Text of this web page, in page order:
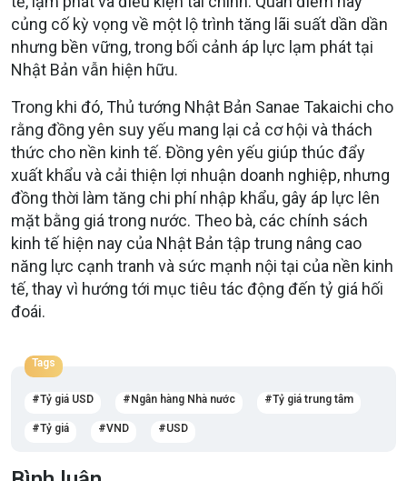
củng cố kỳ vọng về một lộ trình tăng lãi suất dần dần
nhưng bền vững, trong bối cảnh áp lực lạm phát tại
Nhật Bản vẫn hiện hữu.
Trong khi đó, Thủ tướng Nhật Bản Sanae Takaichi cho
rằng đồng yên suy yếu mang lại cả cơ hội và thách
thức cho nền kinh tế. Đồng yên yếu giúp thúc đẩy
xuất khẩu và cải thiện lợi nhuận doanh nghiệp, nhưng
đồng thời làm tăng chi phí nhập khẩu, gây áp lực lên
mặt bằng giá trong nước. Theo bà, các chính sách
kinh tế hiện nay của Nhật Bản tập trung nâng cao
năng lực cạnh tranh và sức mạnh nội tại của nền kinh
tế, thay vì hướng tới mục tiêu tác động đến tỷ giá hối
đoái.
Tags
Tỷ giá USD Ngân hàng Nhà nước Tỷ giá trung tâm
Tỷ giá VND USD